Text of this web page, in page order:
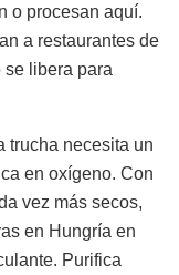
o procesan aquí.
a restaurantes de
se libera para
trucha necesita un
en oxígeno. Con
vez más secos,
en Hungría en
Purifica